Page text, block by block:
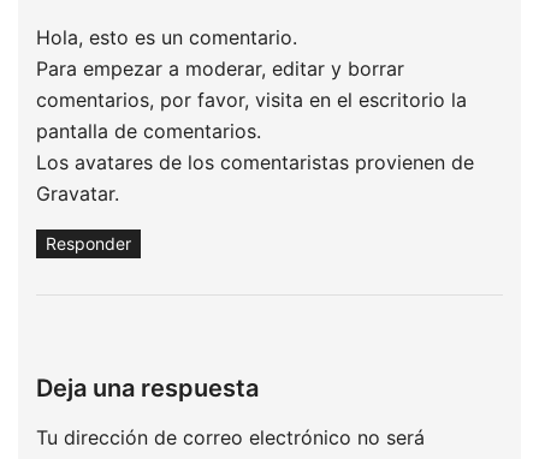
Hola, esto es un comentario.
Para empezar a moderar, editar y borrar
comentarios, por favor, visita en el escritorio la
pantalla de comentarios.
Los avatares de los comentaristas provienen de
Gravatar.
Responder
Deja una respuesta
Tu dirección de correo electrónico no será